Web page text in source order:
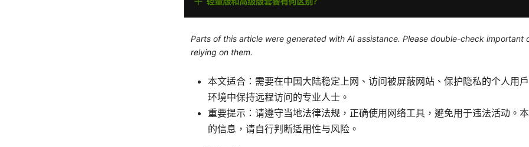
Parts of this article were generated with AI assistance. Please double-check important
relying on them.
本文适合：需要在中国大陆稳定上网、访问被屏蔽网站、保护隐私的个人用
环境中保持远程访问的专业人士。
重要提示：请遵守当地法律法规，正确使用网络工具，避免用于违法活动。
的信息，请自行判断适用性与风险。